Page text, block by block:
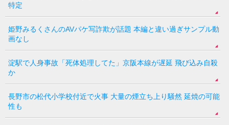
特定
姫野みるくさんのAVパケ写詐欺が話題 本編と違い過ぎサンプル動
画なし
淀駅で人身事故「死体処理してた」京阪本線が遅延 飛び込み自殺
か
長野市の松代小学校付近で火事 大量の煙立ち上り騒然 延焼の可能
性も